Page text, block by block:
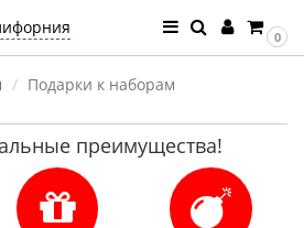
0
Подарки к наборам
преимущества!